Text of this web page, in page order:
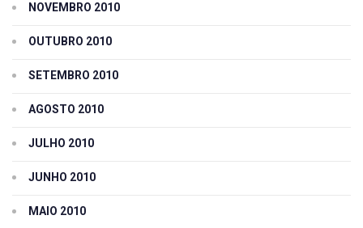
NOVEMBRO 2010
OUTUBRO 2010
SETEMBRO 2010
AGOSTO 2010
JULHO 2010
JUNHO 2010
MAIO 2010